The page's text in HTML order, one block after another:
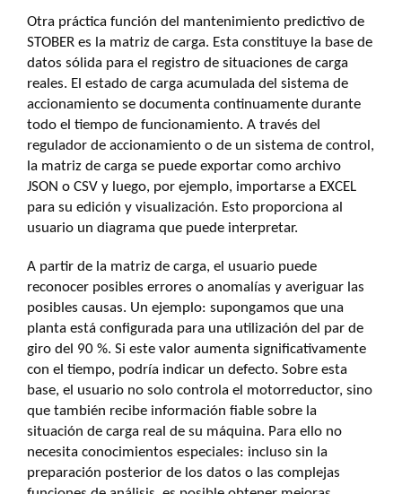
Otra práctica función del mantenimiento predictivo de
STOBER es la matriz de carga. Esta constituye la base de
datos sólida para el registro de situaciones de carga
reales. El estado de carga acumulada del sistema de
accionamiento se documenta continuamente durante
todo el tiempo de funcionamiento. A través del
regulador de accionamiento o de un sistema de control,
la matriz de carga se puede exportar como archivo
JSON o CSV y luego, por ejemplo, importarse a EXCEL
para su edición y visualización. Esto proporciona al
usuario un diagrama que puede interpretar.
A partir de la matriz de carga, el usuario puede
reconocer posibles errores o anomalías y averiguar las
posibles causas. Un ejemplo: supongamos que una
planta está configurada para una utilización del par de
giro del 90 %. Si este valor aumenta significativamente
con el tiempo, podría indicar un defecto. Sobre esta
base, el usuario no solo controla el motorreductor, sino
que también recibe información fiable sobre la
situación de carga real de su máquina. Para ello no
necesita conocimientos especiales: incluso sin la
preparación posterior de los datos o las complejas